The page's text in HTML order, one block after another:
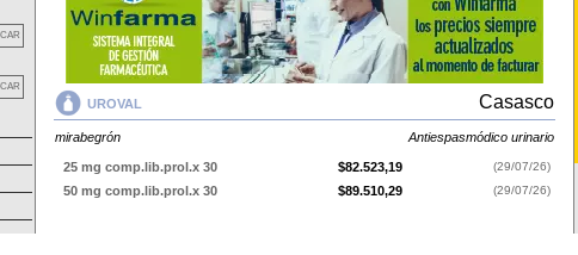
UROVAL Casasco
mirabegrón Antiespasmódico urinario
25 mg comp.lib.prol.x 30 $82.523,19 (29/07/26)
50 mg comp.lib.prol.x 30 $89.510,29 (29/07/26)